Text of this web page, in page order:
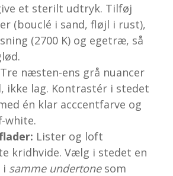
et sterilt udtryk. Tilføj
(bouclé i sand, fløjl i rust),
(2700 K) og egetræ, så
Tre næsten-ens grå nuancer
ikke lag. Kontrastér i stedet
én klar acccentfarve og
white.
Lister og loft
kridhvide. Vælg i stedet en
i samme undertonesom